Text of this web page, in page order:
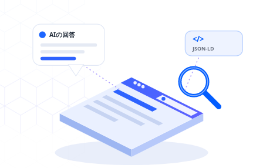
ラ
AIの回答 </>
JSON-LD